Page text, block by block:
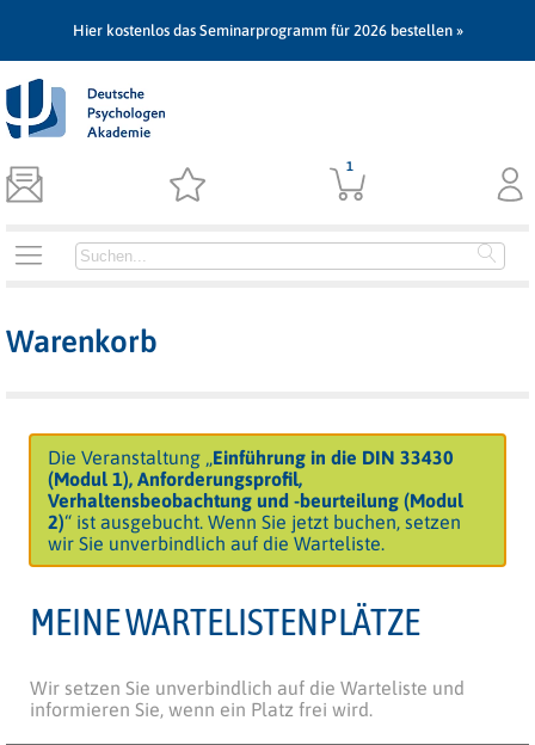
Hier kostenlos das Seminarprogramm für 2026 bestellen »
1
Warenkorb
Die Veranstaltung „Einführung in die DIN 33430
(Modul 1), Anforderungsprofil,
Verhaltensbeobachtung und -beurteilung (Modul
2)“ ist ausgebucht. Wenn Sie jetzt buchen, setzen
wir Sie unverbindlich auf die Warteliste.
MEINE WARTELISTENPLÄTZE
Wir setzen Sie unverbindlich auf die Warteliste und
informieren Sie, wenn ein Platz frei wird.